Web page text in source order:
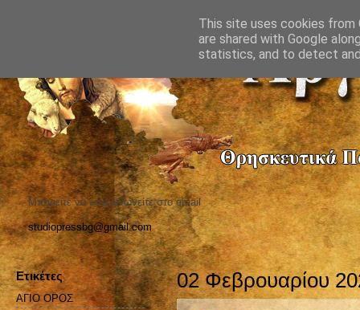
Μπορείτε να επικοινωνείτε στο email
studiopressbg@gmail.com
02 Φεβρουαρίου
Ετικέτες
ΑΓΙΟ ΟΡΟΣ
This site uses cookies from
are shared with Google
statistics, and to detect